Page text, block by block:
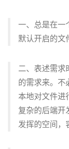
一、总是在一
默认开启的文
二、表述需求
的需求来。不
本地对文件进
复杂的后端开
发挥的空间，